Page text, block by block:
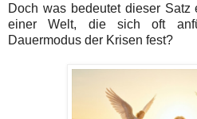
Doch was bedeutet dieser
einer Welt, die sich oft
Dauermodus der Krisen fest?